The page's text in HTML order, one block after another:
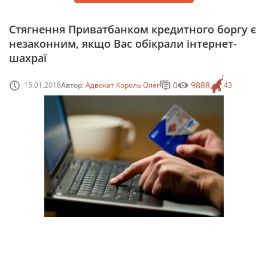
Стягнення Приватбанком кредитного боргу є
незаконним, якщо Вас обікрали інтернет-
шахраї
15.01.2018Автор:Адвокат Король Олег 43
0 9888